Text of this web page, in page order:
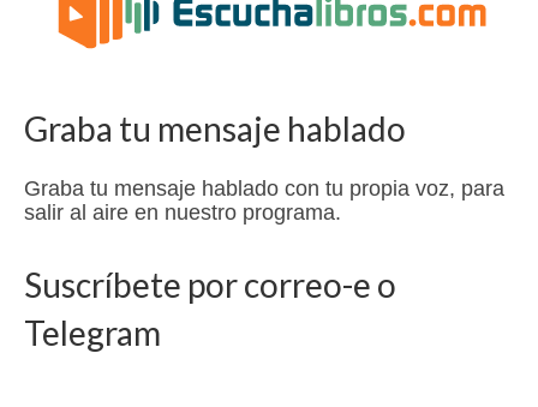
Graba tu mensaje hablado
Graba tu mensaje hablado con tu propia voz, para
salir al aire en nuestro programa.
Suscríbete por correo-e o
Telegram